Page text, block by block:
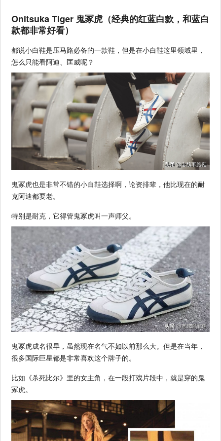
Onitsuka Tiger 鬼冢虎（经典的红蓝白款，和蓝白
款都非常好看）
都说小白鞋是压马路必备的一款鞋，但是在小白鞋这里领域里，
怎么只能看阿迪、匡威呢？
鬼冢虎也是非常不错的小白鞋选择啊，论资排辈，他比现在的耐
克阿迪都要老。
特别是耐克，它得管鬼冢虎叫一声师父。
鬼冢虎成名很早，虽然现在名气不如以前那么大。但是在当年，
很多国际巨星都是非常喜欢这个牌子的。
比如《杀死比尔》里的女主角，在一段打戏片段中，就是穿的鬼
冢虎。